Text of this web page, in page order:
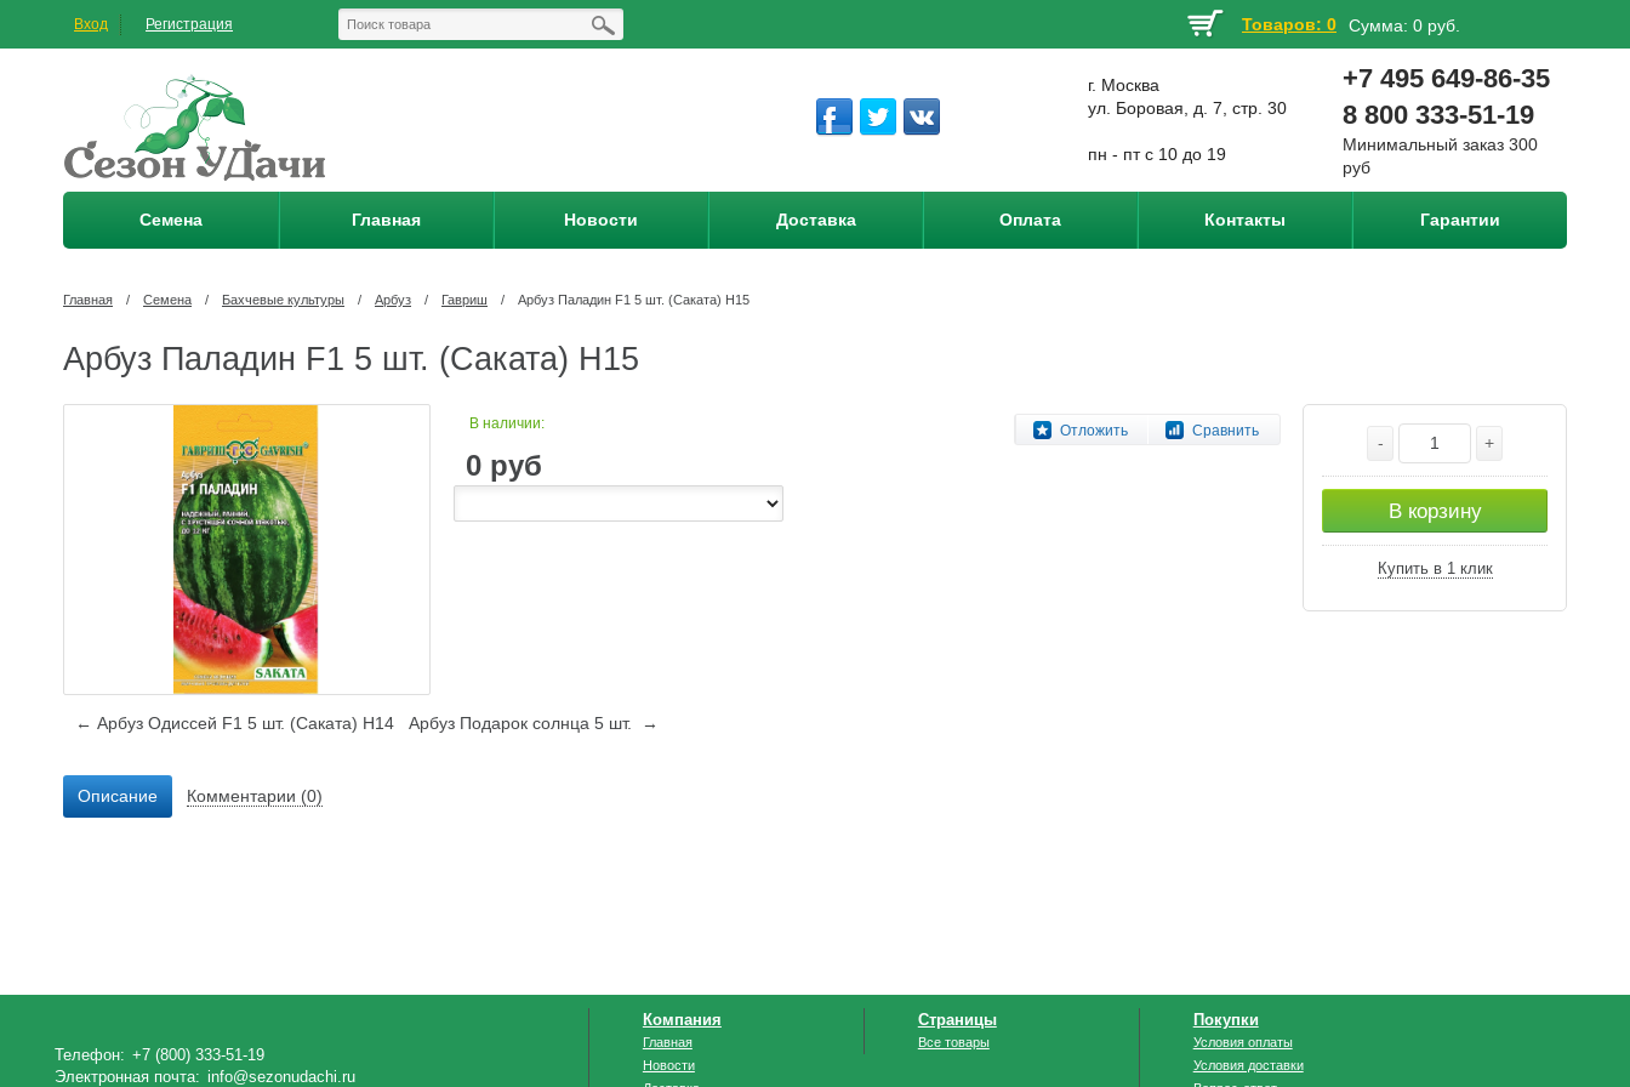
Вход Регистрация Товаров: 0 Сумма: 0 руб.
г. Москва
ул. Боровая, д. 7, стр. 30
пн - пт с 10 до 19
+7 495 649-86-35
8 800 333-51-19
Минимальный заказ 300
руб
Семена Главная Новости Доставка Оплата Контакты Гарантии
Главная / Семена / Бахчевые культуры / Арбуз / Гавриш / Арбуз Паладин F1 5 шт. (Саката) Н15
Арбуз Паладин F1 5 шт. (Саката) Н15
Отложить Сравнить
В наличии:
0 руб
- +
В корзину
Купить в 1 клик
← Арбуз Одиссей F1 5 шт. (Саката) Н14 Арбуз Подарок солнца 5 шт. →
Описание Комментарии (0)
Телефон: +7 (800) 333-51-19
Электронная почта: info@sezonudachi.ru
Компания
Главная
Новости
Страницы
Все товары
Покупки
Условия оплаты
Условия доставки